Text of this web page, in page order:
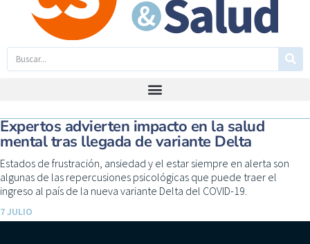
Expertos advierten impacto en la salud
mental tras llegada de variante Delta
Estados de frustración, ansiedad y el estar siempre en alerta son
algunas de las repercusiones psicológicas que puede traer el
ingreso al país de la nueva variante Delta del COVID-19.
7 JULIO